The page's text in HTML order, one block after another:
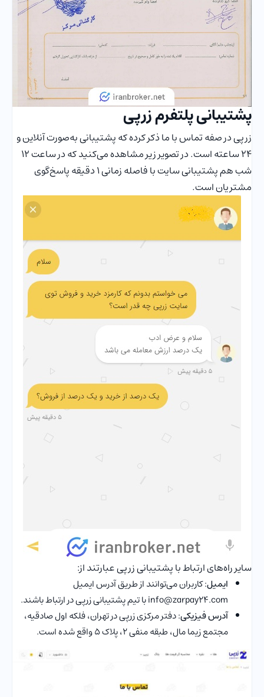
پشتیبانی پلتفرم زرپی
زرپی در صفه تماس با ما ذکر کرده که پشتیبانی به‌صورت آنلاین و
۲۴ ساعته است. در تصویر زیر مشاهده می‌کنید که در ساعت ۱۲
شب هم پشتیبانی سایت با فاصله زمانی ۱ دقیقه پاسخ‌گوی
مشتریان است.
سایر راه‌های ارتباط با پشتیبانی زرپی عبارتند از:
ایمیل: کاربران می‌توانند از طریق آدرس ایمیل
info@zarpay24.com با تیم پشتیبانی زرپی در ارتباط باشند.
آدرس فیزیکی: دفتر مرکزی زرپی در تهران، فلکه اول صادقیه،
مجتمع زیما مال، طبقه منفی ۲، پلاک ۵ واقع شده است.